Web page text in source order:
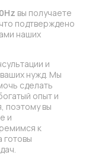
вы получаете
подтверждено
наших
и
нужд. Мы
сделать
опыт и
поэтому вы
и
к
готовы